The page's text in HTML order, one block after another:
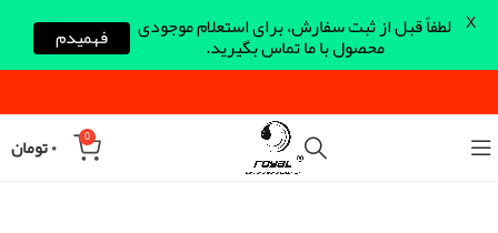
0 ۰تومان
لطفاً قبل از ثبت سفارش، برای استعلام موجودی
محصول با ما تماس بگیرید. فهمیدم X